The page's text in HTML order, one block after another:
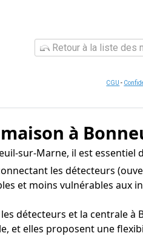
Retour à la liste des
CGU -
à
sur-Marne, il est
les détecteurs
et moins vulnérables
détecteurs et la centrale à
et elles proposent une